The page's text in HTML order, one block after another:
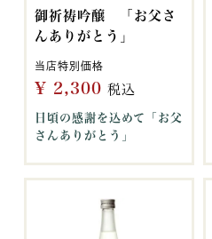
御祈祷吟醸 「お父さ
んありがとう」
当店特別価格
¥ 2,300 税込
日頃の感謝を込めて「お父
さんありがとう」